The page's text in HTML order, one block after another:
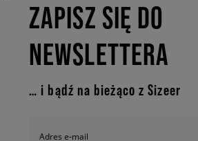
ZAPISZ SIĘ DO
NEWSLETTERA
… i bądź na bieżąco z Sizeer
Adres e-mail